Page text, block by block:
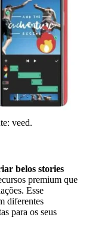
veed.
belos stories
premium que
Esse
diferentes
para os seus